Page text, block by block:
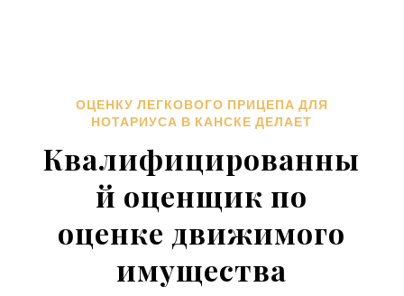
ОЦЕНКУ ЛЕГКОВОГО ПРИЦЕПА ДЛЯ
НОТАРИУСА В КАНСКЕ ДЕЛАЕТ
Квалифицированны
й оценщик по
оценке движимого
имущества